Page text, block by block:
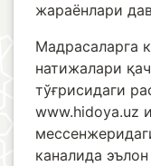
жараёнлари
Мадрасаларга
натижалари
тўғрисидаги
www.hidoya.uz
каналида